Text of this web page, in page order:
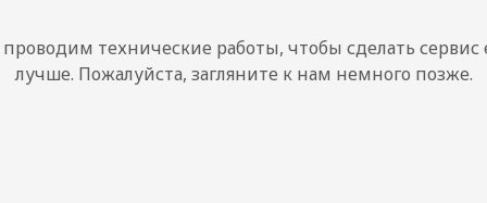
технические работы, чтобы сделать сервис
лучше. Пожалуйста, загляните к нам немного позже.